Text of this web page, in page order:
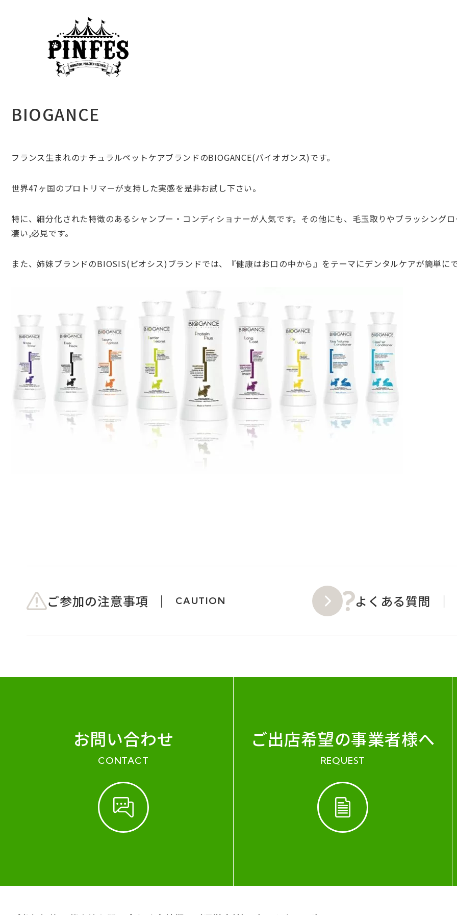
BIOGANCE
フランス生まれのナチュラルペットケアブランドのBIOGANCE(バイオガンス)です。
世界47ヶ国のプロトリマーが支持した実感を是非お試し下さい。
特に、細分化された特徴のあるシャンプー・コンディショナーが人気です。その他にも、毛玉取りやブラッシング
凄い,必見です。
また、姉妹ブランドのBIOSIS(ビオシス)ブランドでは、『健康はお口の中から』をテーマにデンタルケアが簡単に
ご参加の注意事項 CAUTION よくある質問
お問い合わせ
CONTACT
ご出店希望の事業者様へ
REQUEST